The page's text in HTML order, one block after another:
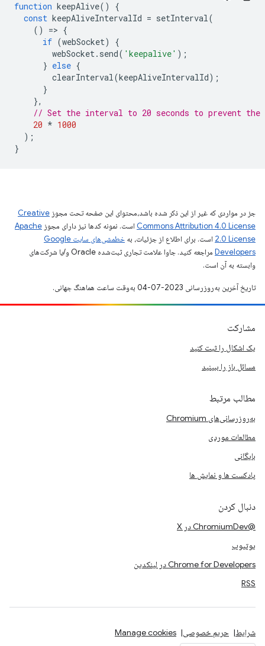
function keepAlive()
{
const keepAliveIntervalId = setInterval(
()
=> {
if (webSocket)
{
webSocket. send( 'keepalive' );
} else {
clearInterval(keepAliveIntervalId);
}
},
// Set the interval to 20 seconds to prevent the
20 * 1000
);
}
جز در مواردی که غیر از این ذکر شده باشد،‌محتوای این صفحه تحت مجوز Creative
Commons Attribution 4.0 License است. نمونه کدها نیز دارای مجوز Apache
2.0 License است. برای اطلاع از جزئیات، به
خطمشی‌های سایت Google
Developers‏
مراجعه کنید. جاوا علامت تجاری ثبت‌شده Oracle و/یا شرکت‌های
وابسته به آن است.
تاریخ آخرین به‌روزرسانی 2023-07-04 به‌وقت ساعت هماهنگ جهانی.
مشارکت
یک اشکال را ثبت کنید
مسائل باز را ببینید
مطالب مرتبط
به‌روزرسانی‌های Chromium
مطالعات موردی
بایگانی
پادکست ها و نمایش ها
دنبال کردن
@ChromiumDev در X
یوتیوب
Chrome for Developers در لینکدین
RSS
شرایط حریم خصوصی Manage cookies